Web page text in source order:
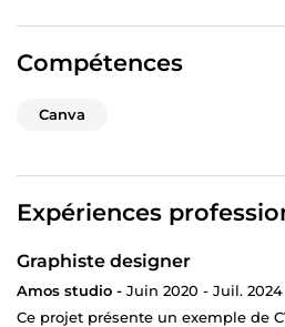
Compétences
Canva
Expériences
Graphiste designer
Amos studio - Juin 2020 - Juil. 2024
Ce projet présente un exemple de